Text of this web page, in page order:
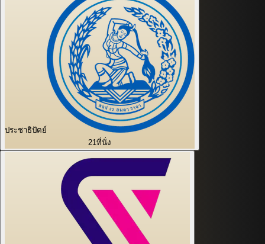
ประชาธิปัตย์
21ที่นั่ง